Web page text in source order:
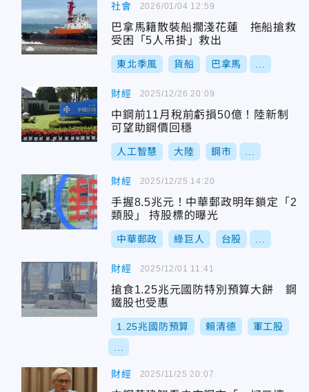
社會
巴拿馬籍散裝船擱淺花蓮 拖船搶救
受困「5人吊掛」救出
東北季風 貨船 巴拿馬
2026/01/04 12:59
財經
中鋼前11月稅前虧損50億！陸新制
可望助鋼價回穩
人工智慧 大陸 鋼市
2025/12/26 20:09
財經
手握8.5兆元！中華郵政明年鎖定「2
類股」 持股標的曝光
中華郵政 綠巨人 台股
2025/12/25 14:20
財經
搶食1.25兆元國防特別預算大餅 鋼
鐵股也受惠
1.25兆國防預算 賴清德 軍工股
2025/12/01 11:41
財經 2025/11/25 20:07